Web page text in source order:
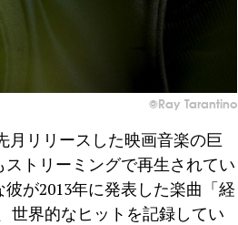
©Ray Tarantino
月リリースした映画音楽の巨
トリーミングで再生されてい
が2013年に発表した楽曲「経
世界的なヒットを記録してい